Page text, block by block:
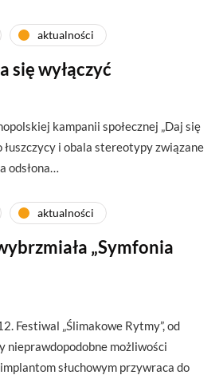
aktualności
się wyłączyć
kampanii społecznej „Daj się
łuszczycy i obala stereotypy związane
odsłona…
aktualności
„Symfonia
Festiwal „Ślimakowe Rytmy”, od
nieprawdopodobne możliwości
słuchowym przywraca do